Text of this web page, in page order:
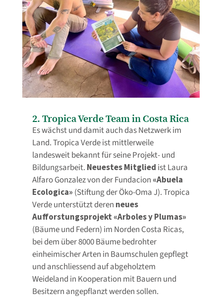
2. Tropica Verde Team in Costa Rica
Es wächst und damit auch das Netzwerk im
Land. Tropica Verde ist mittlerweile
landesweit bekannt für seine Projekt- und
Bildungsarbeit. Neuestes Mitglied ist Laura
Alfaro Gonzalez von der Fundacion «Abuela
Ecologica» (Stiftung der Öko-Oma J). Tropica
Verde unterstützt deren neues
Aufforstungsprojekt «Arboles y Plumas»
(Bäume und Federn) im Norden Costa Ricas,
bei dem über 8000 Bäume bedrohter
einheimischer Arten in Baumschulen gepflegt
und anschliessend auf abgeholztem
Weideland in Kooperation mit Bauern und
Besitzern angepflanzt werden sollen.